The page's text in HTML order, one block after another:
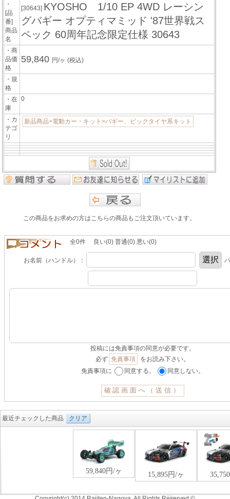
・
[品
番]
商品
名
[30643] KYOSHO 1/10 EP 4WD レーシン
グバギー オプティマミッド '87世界戦ス
ペック 60周年記念限定仕様 30643
・商
品価
格
59,840 円/ヶ(税込)
・規
格
・在
庫
0
・カ
テゴ
リ
新品商品>電動カー・キット>バギー、ビックタイヤ系キット
この商品をお求めの方はこちらの商品もご注文頂いています。
全0件 良い(0) 普通(0) 悪い(0)
お名前（ハンドル）：
投稿には免責事項の同意が必要です。
必ず 免責事項
をお読み下さい。
免責事項に
同意する。 同意しない。
最近チェックした商品 クリア